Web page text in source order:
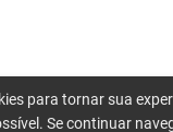
para tornar sua
Se continuar